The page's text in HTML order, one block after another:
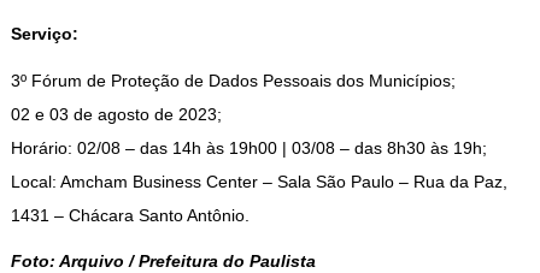
Serviço:
3º Fórum de Proteção de Dados Pessoais dos Municípios;
02 e 03 de agosto de 2023;
Horário: 02/08 – das 14h às 19h00 | 03/08 – das 8h30 às 19h;
Local: Amcham Business Center – Sala São Paulo – Rua da Paz,
1431 – Chácara Santo Antônio.
Foto: Arquivo / Prefeitura do Paulista